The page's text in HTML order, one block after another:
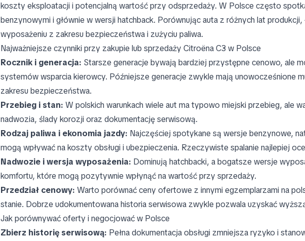
koszty eksploatacji i potencjalną wartość przy odsprzedaży. W Polsce często
benzynowymi i głównie w wersji hatchback. Porównując auta z różnych lat
wyposażeniu z zakresu bezpieczeństwa i zużyciu paliwa.
Najważniejsze czynniki przy zakupie lub sprzedaży Citroëna C3 w Polsce
Rocznik i generacja: Starsze generacje bywają bardziej przystępne cenowo, ale
systemów wsparcia kierowcy. Późniejsze generacje zwykle mają unowocześnione
zakresu bezpieczeństwa.
Przebieg i stan: W polskich warunkach wiele aut ma typowo miejski przebieg, ale
nadwozia, ślady korozji oraz dokumentację serwisową.
Rodzaj paliwa i ekonomia jazdy: Najczęściej spotykane są wersje benzynowe,
mogą wpływać na koszty obsługi i ubezpieczenia. Rzeczywiste spalanie najlepiej
Nadwozie i wersja wyposażenia: Dominują hatchbacki, a bogatsze wersje
komfortu, które mogą pozytywnie wpłynąć na wartość przy sprzedaży.
Przedział cenowy: Warto porównać ceny ofertowe z innymi egzemplarzami na
stanie. Dobrze udokumentowana historia serwisowa zwykle pozwala uzyskać
Jak porównywać oferty i negocjować w Polsce
Zbierz historię serwisową: Pełna dokumentacja obsługi zmniejsza ryzyko i